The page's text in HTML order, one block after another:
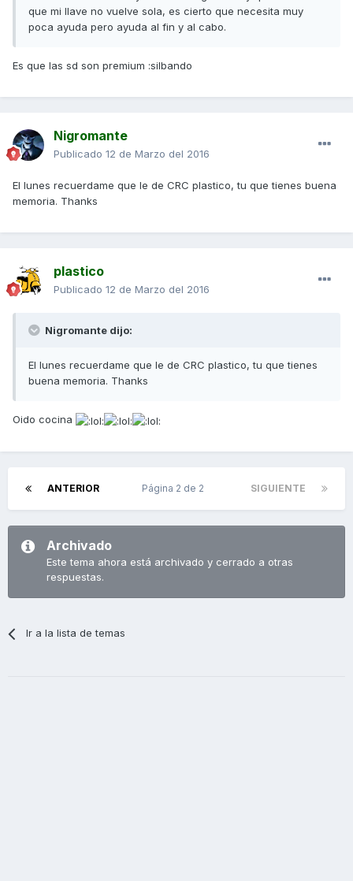
que mi llave no vuelve sola, es cierto que necesita muy
poca ayuda pero ayuda al fin y al cabo.
Es que las sd son premium :silbando
Nigromante
Publicado 12 de Marzo del 2016
El lunes recuerdame que le de CRC plastico, tu que tienes buena
memoria. Thanks
plastico
Publicado 12 de Marzo del 2016
Nigromante dijo:
El lunes recuerdame que le de CRC plastico, tu que tienes
buena memoria. Thanks
Oido cocina
ANTERIOR SIGUIENTE
Página 2 de 2
Archivado
Este tema ahora está archivado y cerrado a otras
respuestas.
Ir a la lista de temas